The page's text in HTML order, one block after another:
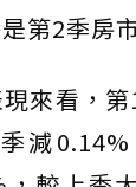
第2季房
來看，
減